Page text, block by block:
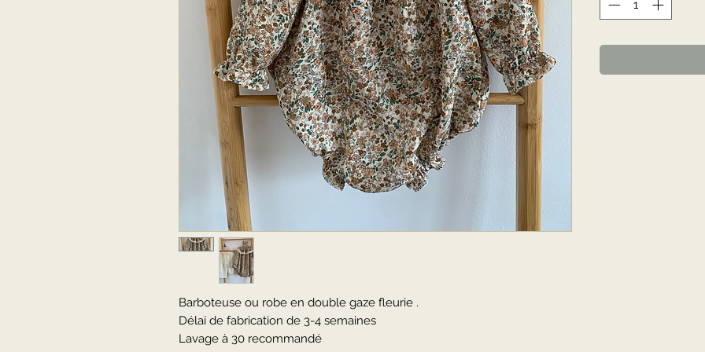
Barboteuse ou robe en double gaze fleurie .
Délai de fabrication de 3-4 semaines
Lavage à 30 recommandé